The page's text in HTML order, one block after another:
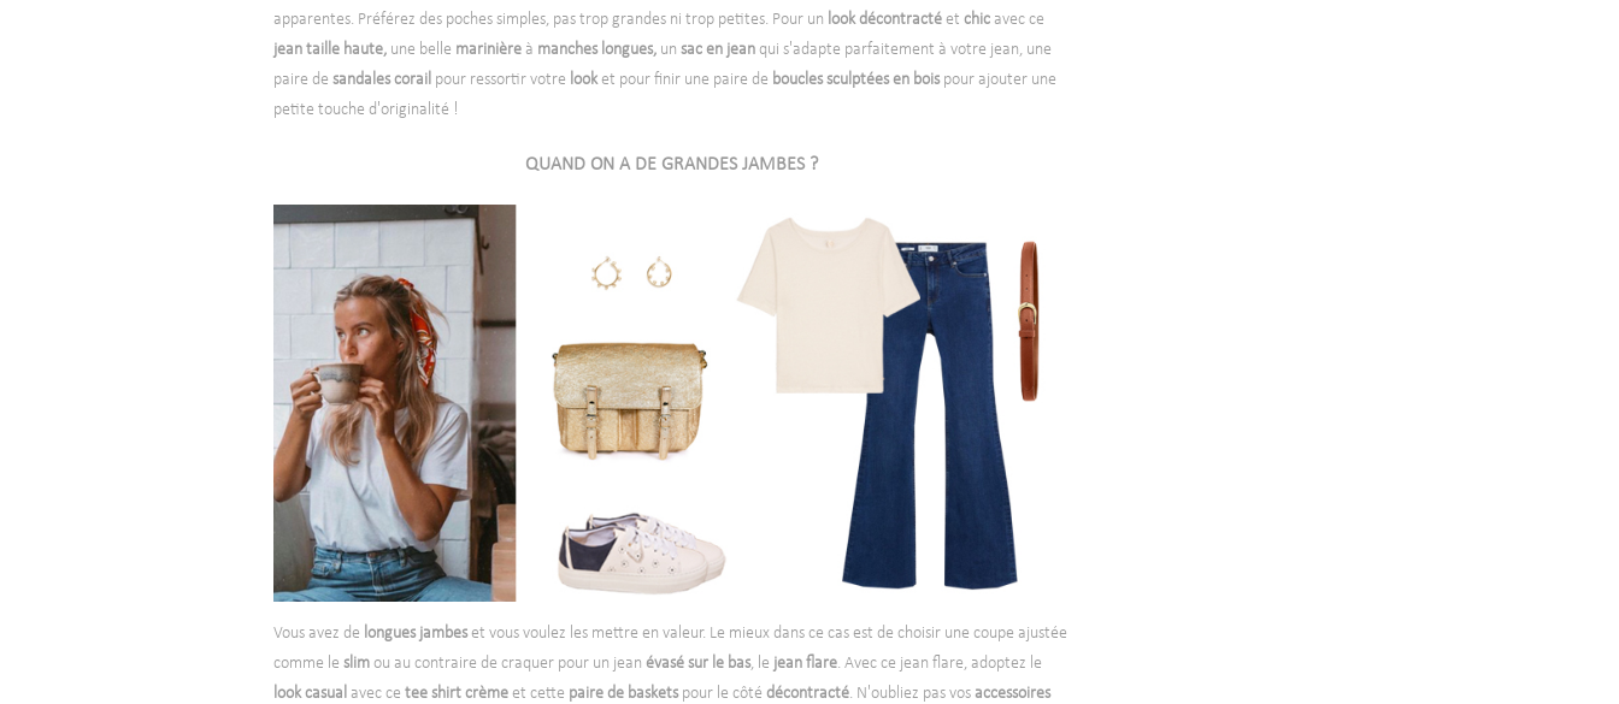
apparentes. Préférez des poches simples, pas trop grandes ni trop petites. Pour un look décontracté et chic avec ce
jean taille haute, une belle marinière à manches longues, un sac en jean qui s'adapte parfaitement à votre jean, une
paire de sandales corail pour ressortir votre looket pour finir une paire de boucles sculptées en boispour ajouter une
petite touche d'originalité !
QUAND ON A DE GRANDES JAMBES ?
Vous avez de longues jambeset vous voulez les mettre en valeur. Le mieux dans ce cas est de choisir une coupe ajustée
comme le slim ou au contraire de craquer pour un jean évasé sur le bas, le jean flare. Avec ce jean flare, adoptez le
look casual avec ce tee shirt crème et cette paire de basketspour le côté décontracté. N'oubliez pas vos accessoires